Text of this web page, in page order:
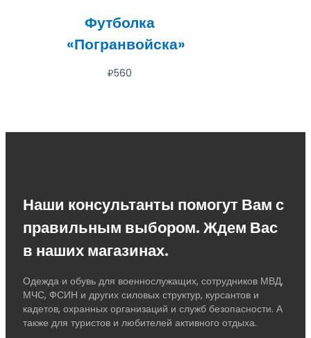
Футболка
«Погранвойска»
₽560
Наши консультанты помогут Вам с
правильным выбором. Ждем Вас
в наших магазинах.
Одежда и обувь для военнослужащих, сотрудников МВД,
МЧС, ФСИН и других силовых структур, курсантов и
кадетов, охранных организаций и служб безопасности. А
также для туристов и любителей активного отдыха.